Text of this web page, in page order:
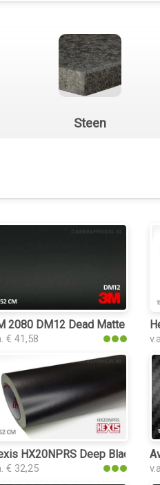
Steen
2080 DM12 Dead Matte Black
€ 41,58
HX20NPRS Deep Black
€ 32,25